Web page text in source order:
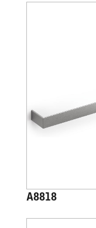
A8818